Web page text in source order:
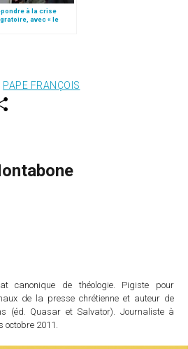
à la crise
avec « le
PAPE FRANÇOIS
canonique de théologie. Pigiste pour
de la presse chrétienne et auteur de
(éd. Quasar et Salvator). Journaliste à
octobre 2011.